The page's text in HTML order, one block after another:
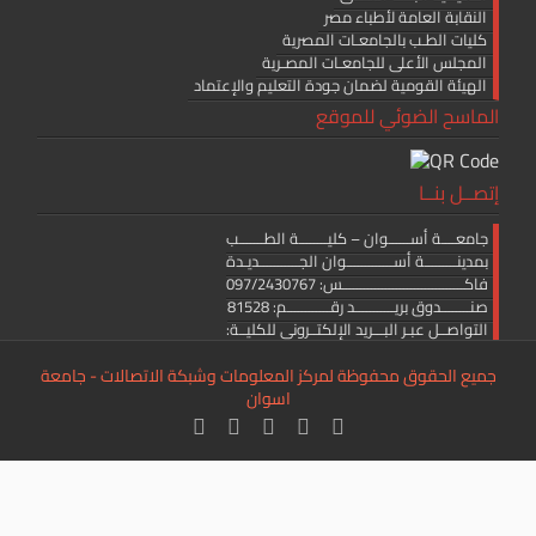
النقابة العامة لأطباء مصر
كليات الطـب بالجامعـات المصرية
المجلس الأعلى للجامعـات المصـرية
الهيئة القومية لضمان جودة التعليم والإعتماد
الماسح الضوئي للموقع
إتصــل بنــا
جامعــــة أســــــوان – كليــــــــة الطـــــــب
بمدينـــــــــة أســـــــــــــوان الجـــــــــــديـدة
فاكــــــــــــــــــــــــــــــــــس: 097/2430767
صنــــــــدوق بريـــــــــــد رقــــــــــــم: 81528
التواصــل عبـر البـــريد الإلكتــرونى للكليــة:
جميع الحقوق محفوظة لمركز المعلومات وشبكة الاتصالات - جامعة
اسوان